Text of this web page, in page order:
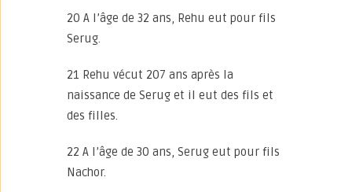
20 A l’âge de 32 ans, Rehu eut pour fils
Serug.
21 Rehu vécut 207 ans après la
naissance de Serug et il eut des fils et
des filles.
22 A l’âge de 30 ans, Serug eut pour fils
Nachor.